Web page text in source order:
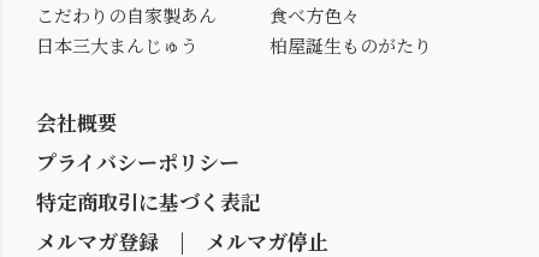
こだわりの自家製あん
日本三大まんじゅう
食べ方色々
柏屋誕生ものがたり
会社概要
プライバシーポリシー
特定商取引に基づく表記
メルマガ登録 | メルマガ停止